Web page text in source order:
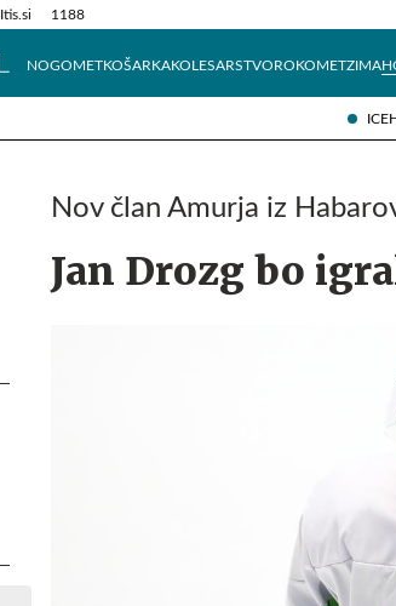
Itis.si 1188
NOGOMETKOŠARKAKOLESARSTVOROKOMETZIMA
Tehnik
Nov član Amurja iz
Jan Drozg bo